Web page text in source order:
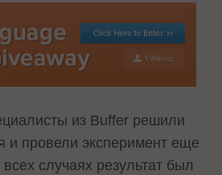
из Buffer решили
и провели эксперимент еще
случаях результат был